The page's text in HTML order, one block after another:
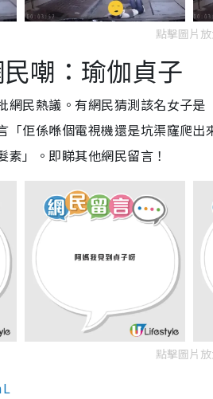
點擊圖片
嘲：瑜伽貞子
網民熱議。有網民猜測該名女子
「佢係喺個電視機還是坑渠窿爬
」。即睇其他網民留言！
點擊圖片